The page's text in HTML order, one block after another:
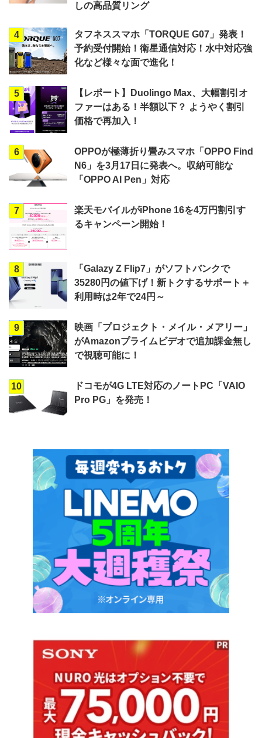
しの高品質リング
4
タフネススマホ「TORQUE G07」発表！
予約受付開始！衛星通信対応！水中対応強
化など様々な面で進化！
5
【レポート】Duolingo Max、大幅割引オ
ファーはある！半額以下？ ようやく割引
価格で再加入！
6
OPPOが極薄折り畳みスマホ「OPPO Find
N6」を3月17日に発表へ。収納可能な
「OPPO AI Pen」対応
7
楽天モバイルがiPhone 16を4万円割引す
るキャンペーン開始！
8
「Galazy Z Flip7」がソフトバンクで
35280円の値下げ！新トクするサポート＋
利用時は2年で24円～
9
映画「プロジェクト・メイル・メアリー」
がAmazonプライムビデオで追加課金無し
で視聴可能に！
10
ドコモが4G LTE対応のノートPC「VAIO
Pro PG」を発売！